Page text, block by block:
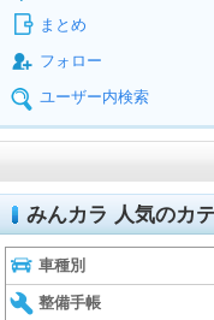
まとめ
フォロー
ユーザー内検索
みんカラ 人気のカ
車種別
整備手帳